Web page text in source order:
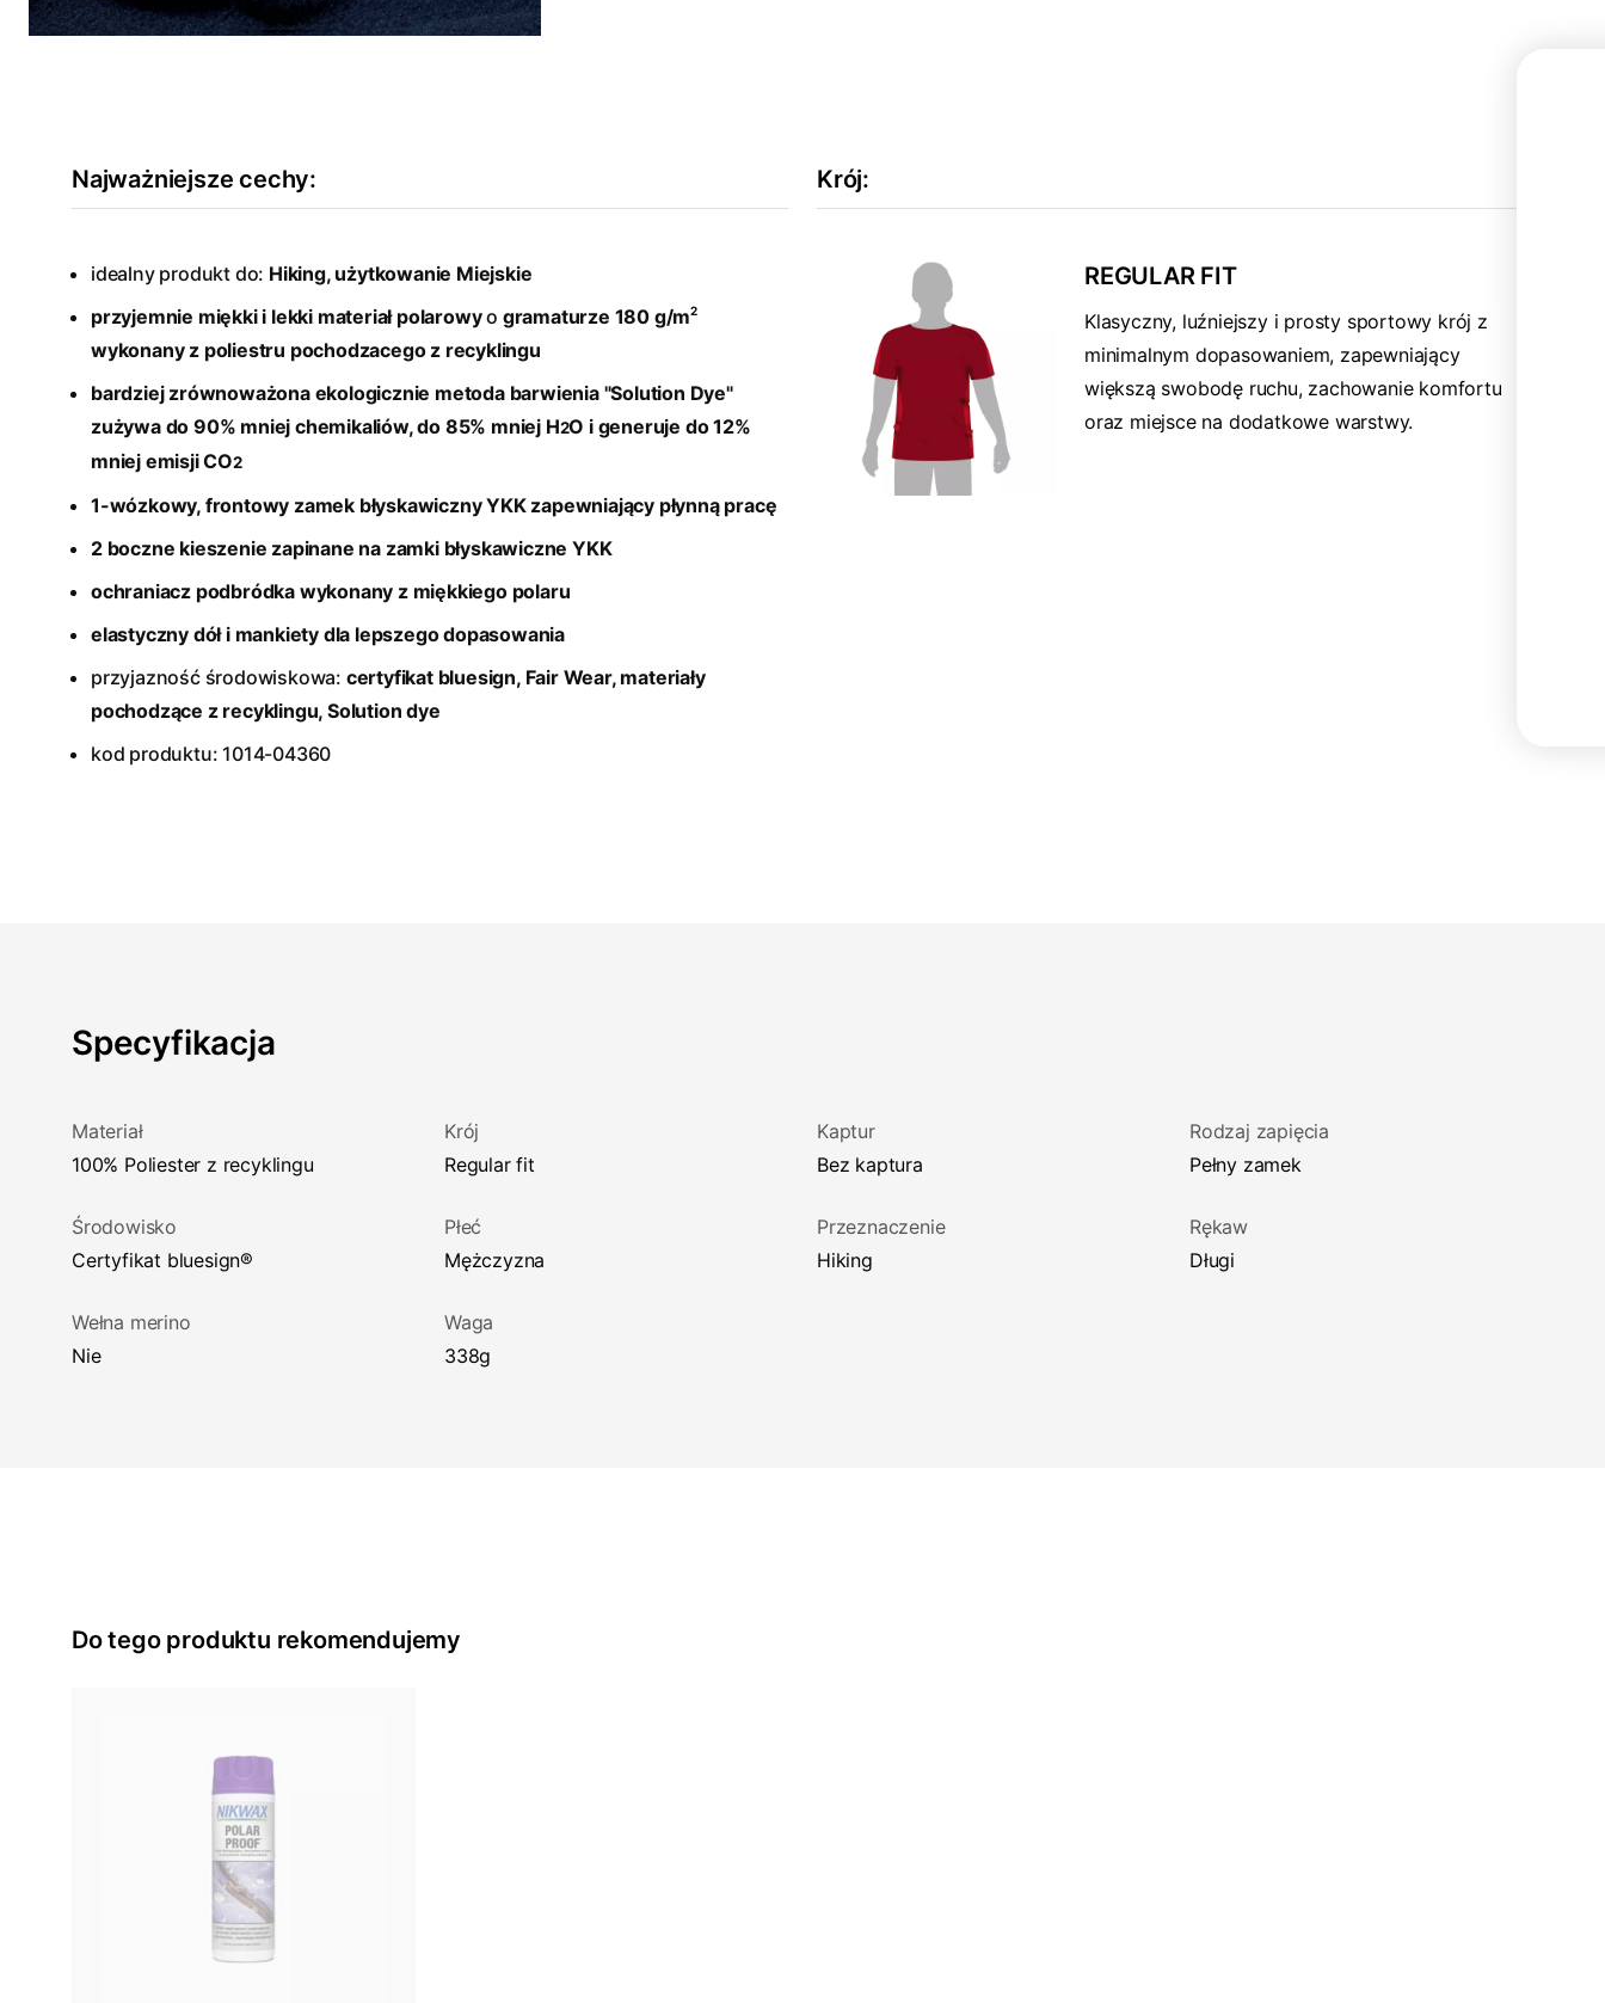
Najważniejsze cechy:
idealny produkt do: Hiking, użytkowanie Miejskie
przyjemnie miękki i lekki materiał polarowyo gramaturze 180 g/m2
wykonany z poliestru pochodzacego z recyklingu
bardziej zrównoważona ekologicznie metoda barwienia "Solution Dye"
zużywa do 90% mniej chemikaliów, do 85% mniej H2O i generuje do 12%
mniej emisji CO2
1-wózkowy, frontowy zamek błyskawiczny YKK zapewniający płynną pracę
2 boczne kieszenie zapinane na zamki błyskawiczne YKK
ochraniacz podbródka wykonany z miękkiego polaru
elastyczny dół i mankiety dla lepszego dopasowania
przyjazność środowiskowa: certyfikat bluesign, Fair Wear, materiały
pochodzące z recyklingu, Solution dye
kod produktu: 1014-04360
Krój:
REGULAR FIT
Klasyczny, luźniejszy i prosty sportowy krój z
minimalnym dopasowaniem, zapewniający
większą swobodę ruchu, zachowanie komfortu
oraz miejsce na dodatkowe warstwy.
Specyfikacja
Materiał
100% Poliester z recyklingu
Krój
regular fit
Kaptur
Bez kaptura
Rodzaj zapięcia
Pełny zamek
Środowisko
certyfikat bluesign®
Płeć
Mężczyzna
Przeznaczenie
Hiking
Rękaw
Długi
Wełna merino
Nie
Waga
338g
Do tego produktu rekomendujemy
będziesz otrzymywać informacje o
nowościach, specjalne kody rabatowe
oraz wcześniejszy dostęp do akcji
promocyjnych✂️